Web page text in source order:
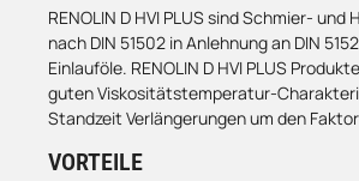
RENOLIN D HVI PLUS sind Schmier-
nach DIN 51502 in Anlehnung an DIN
Einlauföle. RENOLIN D HVI PLUS
guten Viskositätstemperatur-
Standzeit Verlängerungen um den
VORTEILE